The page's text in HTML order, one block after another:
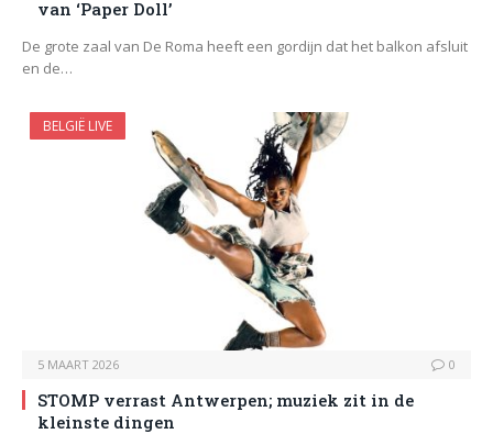
van ‘Paper Doll’
De grote zaal van De Roma heeft een gordijn dat het balkon afsluit
en de…
BELGIË LIVE
5 MAART 2026 0
STOMP verrast Antwerpen; muziek zit in de
kleinste dingen